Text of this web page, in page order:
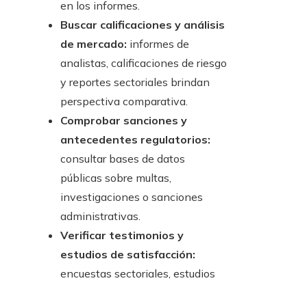
en los informes.
Buscar calificaciones y análisis
de mercado: informes de
analistas, calificaciones de riesgo
y reportes sectoriales brindan
perspectiva comparativa.
Comprobar sanciones y
antecedentes regulatorios:
consultar bases de datos
públicas sobre multas,
investigaciones o sanciones
administrativas.
Verificar testimonios y
estudios de satisfacción:
encuestas sectoriales, estudios